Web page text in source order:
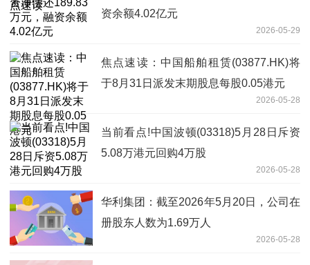
资余额4.02亿元
2026-05-29
焦点速读：中国船舶租赁(03877.HK)将
于8月31日派发末期股息每股0.05港元
2026-05-28
当前看点!中国波顿(03318)5月28日斥资
5.08万港元回购4万股
2026-05-28
华利集团：截至2026年5月20日，公司在
册股东人数为1.69万人
2026-05-28